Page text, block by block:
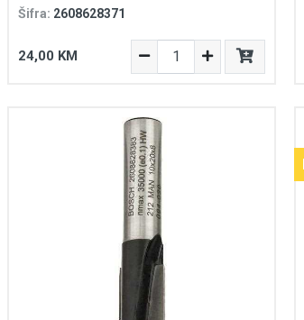
Šifra: 2608628371
24,00 KM